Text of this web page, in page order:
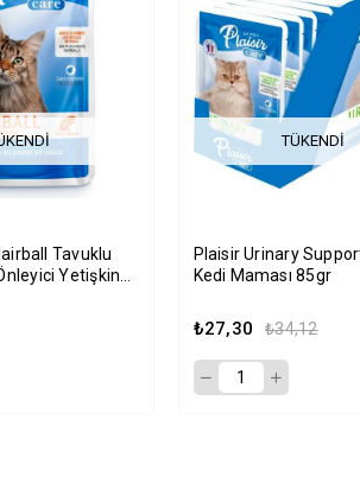
Tavuklu
Yetişkin
TÜKENDI
Plaisir Urinary
Kedi Maması 85gr
₺27,30 ₺34,12